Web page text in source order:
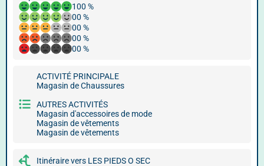
100 %
00 %
00 %
00 %
00 %
ACTIVITÉ PRINCIPALE
Magasin de Chaussures
AUTRES ACTIVITÉS
Magasin d'accessoires de mode
Magasin de vêtements
Magasin de vêtements
Itinéraire vers LES PIEDS O SEC